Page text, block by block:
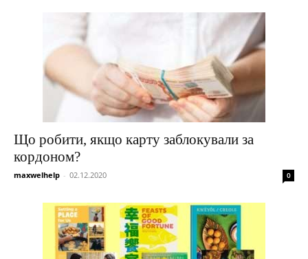
Що робити, якщо карту заблокували за
кордоном?
maxwelhelp - 02.12.2020 0